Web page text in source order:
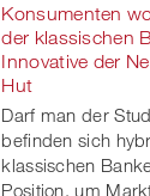
Konsumenten
der klassischen
Innovative der
Hut
Darf man der
befinden sich
klassischen
Position, um